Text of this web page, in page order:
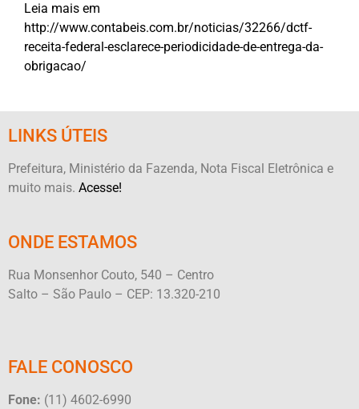
Leia mais em
http://www.contabeis.com.br/noticias/32266/dctf-
receita-federal-esclarece-periodicidade-de-entrega-da-
obrigacao/
LINKS ÚTEIS
Prefeitura, Ministério da Fazenda, Nota Fiscal Eletrônica e
muito mais. Acesse!
ONDE ESTAMOS
Rua Monsenhor Couto, 540 – Centro
Salto – São Paulo – CEP: 13.320-210
FALE CONOSCO
Fone: (11) 4602-6990